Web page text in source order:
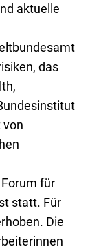
aktuelle
das
von
für
statt. Für
Die